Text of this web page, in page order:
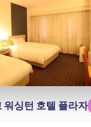
워싱턴 호텔 플라자